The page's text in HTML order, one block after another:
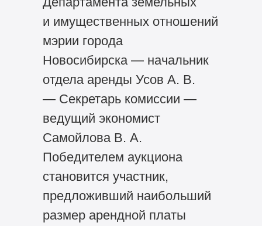
и имущественных отношений
мэрии города
Новосибирска — начальник
отдела аренды Усов А. В.
— Секретарь комиссии —
ведущий экономист
Самойлова В. А.
Победителем аукциона
становится участник,
предложивший наибольший
размер арендной платы